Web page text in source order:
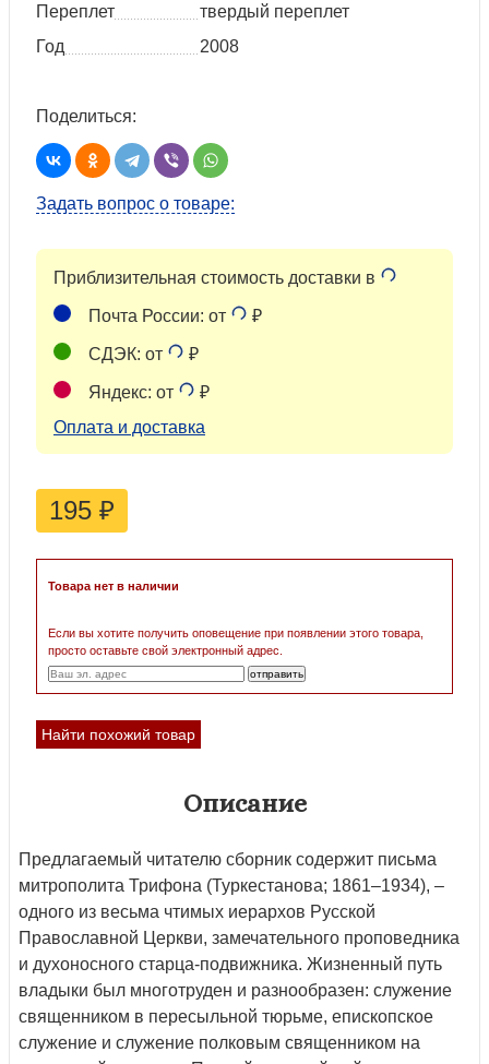
Переплет
твердый переплет
Год
2008
Поделиться:
Задать вопрос о товаре:
Приблизительная стоимость доставки в
Почта России: от ₽
СДЭК: от ₽
Яндекс: от
₽
Оплата и доставка
195 ₽
Товара нет в наличии
Если вы хотите получить оповещение при появлении этого товара,
просто оставьте свой электронный адрес.
Найти похожий товар
Описание
Предлагаемый читателю сборник содержит письма
митрополита Трифона (Туркестанова; 1861–1934), –
одного из весьма чтимых иерархов Русской
Православной Церкви, замечательного проповедника
и духоносного старца-подвижника. Жизненный путь
владыки был многотруден и разнообразен: служение
священником в пересыльной тюрьме, епископское
служение и служение полковым священником на